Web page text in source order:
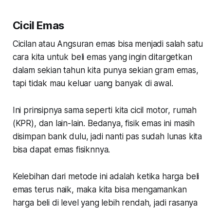
Cicil Emas
Cicilan atau Angsuran emas bisa menjadi salah satu
cara kita untuk beli emas yang ingin ditargetkan
dalam sekian tahun kita punya sekian gram emas,
tapi tidak mau keluar uang banyak di awal.
Ini prinsipnya sama seperti kita cicil motor, rumah
(KPR), dan lain-lain. Bedanya, fisik emas ini masih
disimpan bank dulu, jadi nanti pas sudah lunas kita
bisa dapat emas fisiknnya.
Kelebihan dari metode ini adalah ketika harga beli
emas terus naik, maka kita bisa mengamankan
harga beli di level yang lebih rendah, jadi rasanya